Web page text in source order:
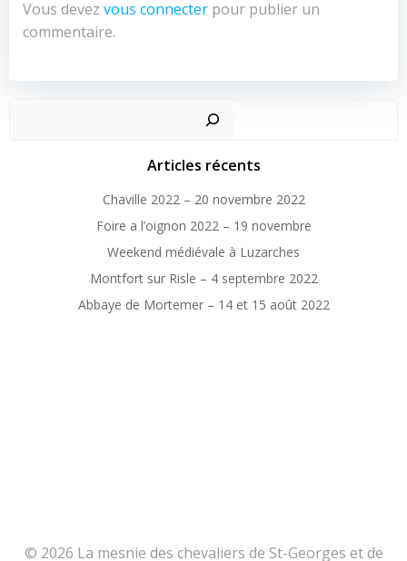
Vous devez vous connecter pour publier un
commentaire.
Articles récents
Chaville 2022 – 20 novembre 2022
Foire a l’oignon 2022 – 19 novembre
Weekend médiévale à Luzarches
Montfort sur Risle – 4 septembre 2022
Abbaye de Mortemer – 14 et 15 août 2022
© 2026 La mesnie des chevaliers de St-Georges et de